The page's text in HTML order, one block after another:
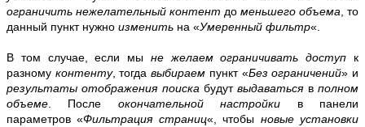
ограничить нежелательный контент до меньшего объема, то
данный пункт нужно изменить на «Умеренный фильтр«.
В том случае, если мы не желаем ограничивать доступ к
разному контенту, тогдавыбираем пункт «Без ограничений» и
результаты отображения поискабудутвыдаваться вполном
объеме. После окончательной настройки в панели
параметров «Фильтрация страниц«, чтобы новые установки